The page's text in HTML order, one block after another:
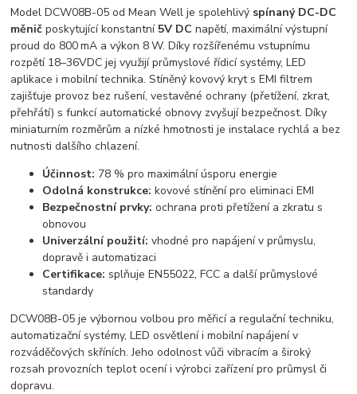
Model DCW08B-05 od Mean Well je spolehlivý spínaný DC-DC
měnič poskytující konstantní 5V DC napětí, maximální výstupní
proud do 800 mA a výkon 8 W. Díky rozšířenému vstupnímu
rozpětí 18–36VDC jej využijí průmyslové řídicí systémy, LED
aplikace i mobilní technika. Stíněný kovový kryt s EMI filtrem
zajišťuje provoz bez rušení, vestavěné ochrany (přetížení, zkrat,
přehřátí) s funkcí automatické obnovy zvyšují bezpečnost. Díky
miniaturním rozměrům a nízké hmotnosti je instalace rychlá a bez
nutnosti dalšího chlazení.
Účinnost: 78 % pro maximální úsporu energie
Odolná konstrukce: kovové stínění pro eliminaci EMI
Bezpečnostní prvky: ochrana proti přetížení a zkratu s
obnovou
Univerzální použití: vhodné pro napájení v průmyslu,
dopravě i automatizaci
Certifikace: splňuje EN55022, FCC a další průmyslové
standardy
DCW08B-05 je výbornou volbou pro měřicí a regulační techniku,
automatizační systémy, LED osvětlení i mobilní napájení v
rozváděčových skříních. Jeho odolnost vůči vibracím a široký
rozsah provozních teplot ocení i výrobci zařízení pro průmysl či
dopravu.